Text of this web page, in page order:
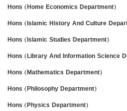
Hons (Home Economics Department)
Hons (Islamic History And Culture
Hons (Islamic Studies Department)
Hons (Library And Information Science
Hons (Mathematics Department)
Hons (Philosophy Department)
Hons (Physics Department)